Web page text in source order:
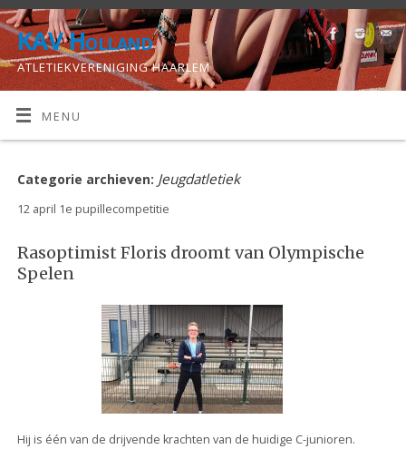
KAV Holland
ATLETIEKVERENIGING HAARLEM
MENU
Categorie archieven: Jeugdatletiek
12 april 1e pupillecompetitie
Rasoptimist Floris droomt van Olympische
Spelen
Hij is één van de drijvende krachten van de huidige C-junioren.